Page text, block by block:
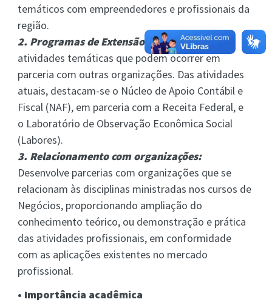
temáticos com empreendedores e profissionais da
região.
2. Programas de Extensão: Desenvolvem
atividades temáticas que podem ocorrer em
parceria com outras organizações. Das atividades
atuais, destacam-se o Núcleo de Apoio Contábil e
Fiscal (NAF), em parceria com a Receita Federal, e
o Laboratório de Observação Econômica Social
(Labores).
3. Relacionamento com organizações:
Desenvolve parcerias com organizações que se
relacionam às disciplinas ministradas nos cursos de
Negócios, proporcionando ampliação do
conhecimento teórico, ou demonstração e prática
das atividades profissionais, em conformidade
com as aplicações existentes no mercado
profissional.
• Importância acadêmica